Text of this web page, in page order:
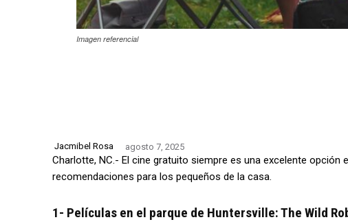
Imagen referencial
Jacmibel Rosa agosto 7, 2025
Charlotte, NC.- El cine gratuito siempre es una excelente opción
recomendaciones para los pequeños de la casa.
1- Películas en el parque de Huntersville: The Wild